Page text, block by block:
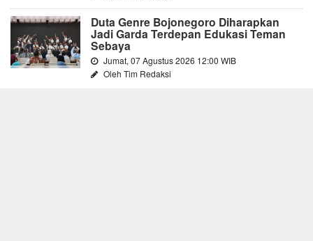
Duta Genre Bojonegoro Diharapkan
Jadi Garda Terdepan Edukasi Teman
Sebaya
Jumat, 07 Agustus 2026 12:00 WIB
Oleh Tim Redaksi